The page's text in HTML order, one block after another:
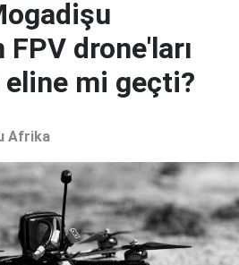
drone'ları
eline mi geçti?
Afrika